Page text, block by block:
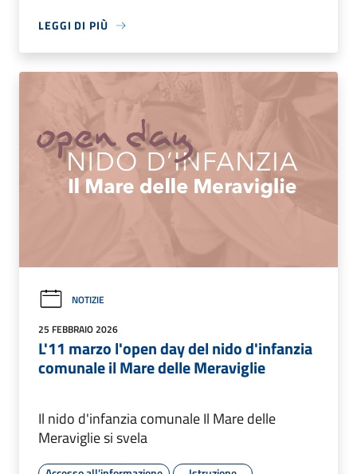
LEGGI DI PIÙ
NOTIZIE
25 FEBBRAIO 2026
L'11 marzo l'open day del nido d'infanzia
comunale il Mare delle Meraviglie
Il nido d'infanzia comunale Il Mare delle
Meraviglie si svela